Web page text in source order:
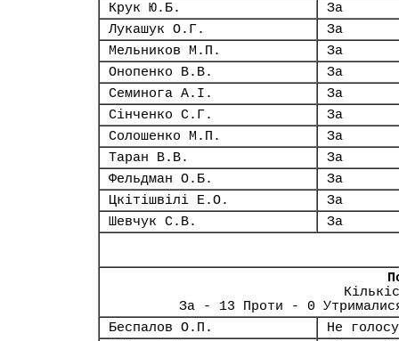
Крук Ю.Б.
За
Лукашук О.Г.
За
Мельников М.П.
За
Онопенко В.В.
За
Семинога А.І.
За
Сінченко С.Г.
За
Солошенко М.П.
За
Таран В.В.
За
Фельдман О.Б.
За
Цкітішвілі Е.О.
За
Шевчук С.В.
За
За - 13 Проти - 0
Беспалов О.П.
Не